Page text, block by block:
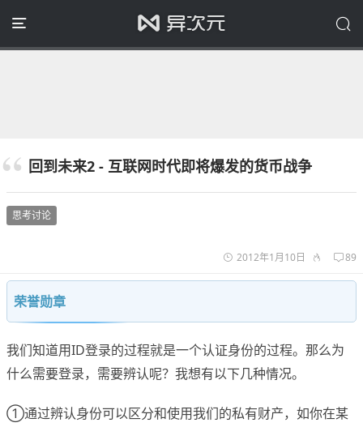
回到未来2 - 互联网时代即将爆发的货币战争
思考讨论
2012年1月10日 89
荣誉勋章
我们知道用ID登录的过程就是一个认证身份的过程。那么为
什么需要登录，需要辨认呢？我想有以下几种情况。
①通过辨认身份可以区分和使用我们的私有财产，如你在某